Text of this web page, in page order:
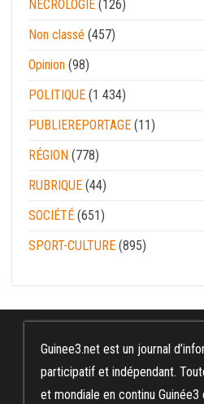
NECROLOGIE (126)
Non classé (457)
Opinion (98)
POLITIQUE (1 434)
PUBLIEREPORTAGE (11)
RÉGION (778)
RUBRIQUE (44)
SOCIÉTÉ (651)
SPORT-CULTURE (895)
Guinee3.net est un journal
participatif et indépendant.
et mondiale en continu